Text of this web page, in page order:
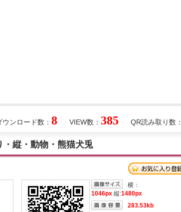
QR読み取り数：
VIEW数： 385
ウンロード数： 8
縦・動物・熊猫犬兎
横：
1046px 縦:1480px
283.53kb